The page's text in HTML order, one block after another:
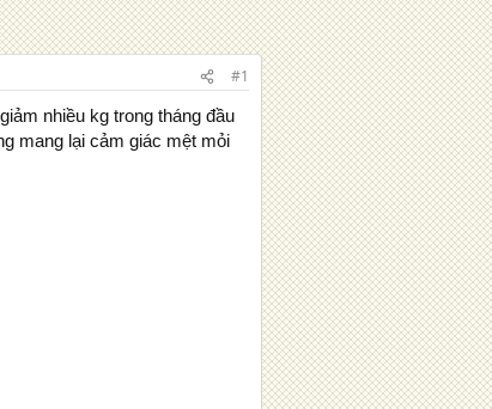
#1
nhiều kg trong tháng đầu
mang lại cảm giác mệt mỏi